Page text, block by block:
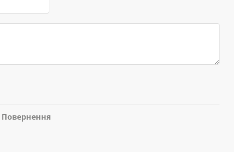
Повернення